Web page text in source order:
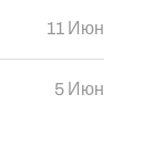
11 Июн
5 Июн